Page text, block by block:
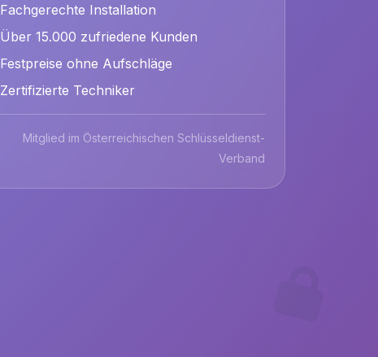
Fachgerechte Installation
Über 15.000 zufriedene Kunden
Festpreise ohne Aufschläge
Zertifizierte Techniker
Mitglied im Österreichischen Schlüsseldienst-
Verband